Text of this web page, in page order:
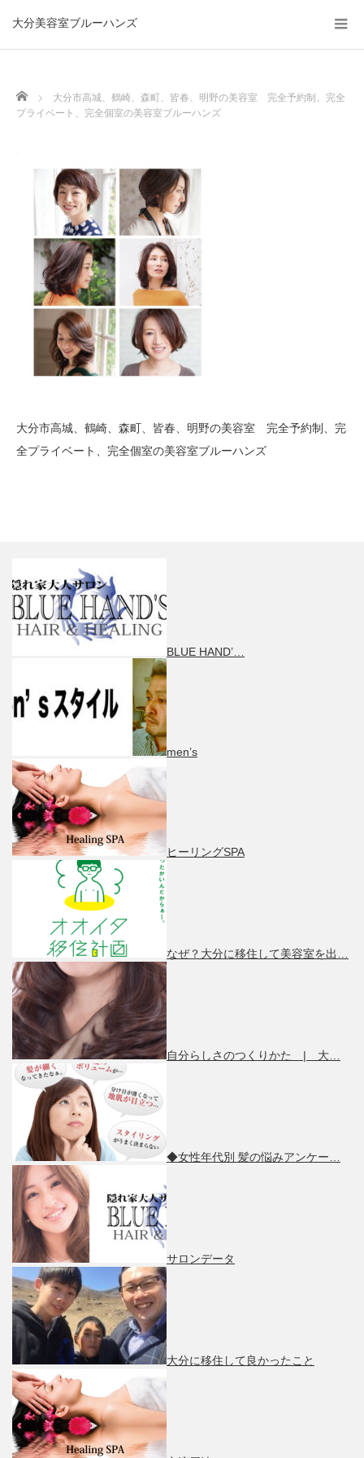
大分美容室ブルーハンズ
Home
大分市高城、鶴崎、森町、皆春、明野の美容室 完全予約制、完全
プライベート、完全個室の美容室ブルーハンズ
大分市高城、鶴崎、森町、皆春、明野の美容室 完全予約制、完
全プライベート、完全個室の美容室ブルーハンズ
BLUE HAND’…
men’s
ヒーリングSPA
なぜ？大分に移住して美容室を出…
自分らしさのつくりかた | 大…
◆女性年代別 髪の悩みアンケー…
サロンデータ
大分に移住して良かったこと